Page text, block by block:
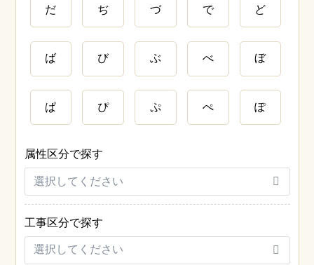
だ ぢ づ で ど
ば び ぶ べ ぼ
ぱ ぴ ぷ ぺ ぽ
属性区分で探す
工事区分で探す